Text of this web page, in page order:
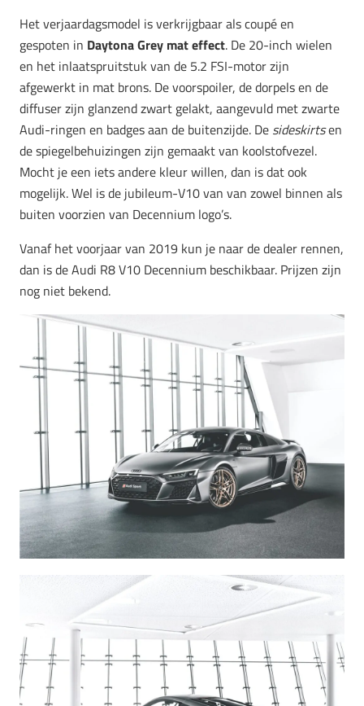
Het verjaardagsmodel is verkrijgbaar als coupé en
gespoten in Daytona Grey mat effect. De 20-inch wielen
en het inlaatspruitstuk van de 5.2 FSI-motor zijn
afgewerkt in mat brons. De voorspoiler, de dorpels en de
diffuser zijn glanzend zwart gelakt, aangevuld met zwarte
Audi-ringen en badges aan de buitenzijde. De sideskirtsen
de spiegelbehuizingen zijn gemaakt van koolstofvezel.
Mocht je een iets andere kleur willen, dan is dat ook
mogelijk. Wel is de jubileum-V10 van van zowel binnen als
buiten voorzien van Decennium logo’s.
Vanaf het voorjaar van 2019 kun je naar de dealer rennen,
dan is de Audi R8 V10 Decennium beschikbaar. Prijzen zijn
nog niet bekend.